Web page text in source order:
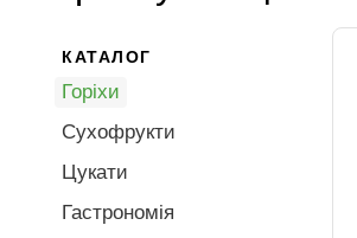
КАТАЛОГ
Горіхи
Сухофрукти
Цукати
Гастрономія